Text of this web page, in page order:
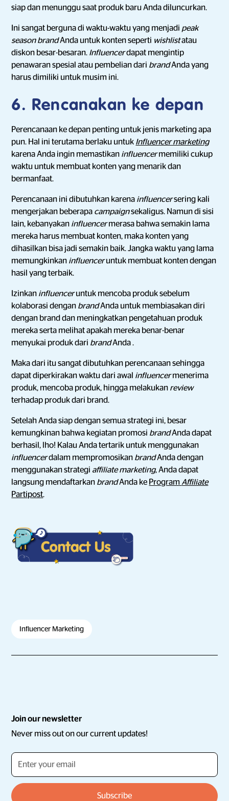
siap dan menunggu saat produk baru Anda diluncurkan.
Ini sangat berguna di waktu-waktu yang menjadi peak
season brandAnda untuk konten seperti wishlistatau
diskon besar-besaran. Influencerdapat mengintip
penawaran spesial atau pembelian dari brandAnda yang
harus dimiliki untuk musim ini.
6. Rencanakan ke depan
Perencanaan ke depan penting untuk jenis marketing apa
pun. Hal ini terutama berlaku untuk Influencer marketing
karena Anda ingin memastikan influencermemiliki cukup
waktu untuk membuat konten yang menarik dan
bermanfaat.
Perencanaan ini dibutuhkan karena influencersering kali
mengerjakan beberapa campaignsekaligus. Namun di sisi
lain, kebanyakan influencermerasa bahwa semakin lama
mereka harus membuat konten, maka konten yang
dihasilkan bisa jadi semakin baik. Jangka waktu yang lama
memungkinkan influenceruntuk membuat konten dengan
hasil yang terbaik.
Izinkan influenceruntuk mencoba produk sebelum
kolaborasi dengan brandAnda untuk membiasakan diri
dengan brand dan meningkatkan pengetahuan produk
mereka serta melihat apakah mereka benar-benar
menyukai produk dari brandAnda .
Maka dari itu sangat dibutuhkan perencanaan sehingga
dapat diperkirakan waktu dari awal influencermenerima
produk, mencoba produk, hingga melakukan review
terhadap produk dari brand.
Setelah Anda siap dengan semua strategi ini, besar
kemungkinan bahwa kegiatan promosi brandAnda dapat
berhasil, lho! Kalau Anda tertarik untuk menggunakan
influencerdalam mempromosikan brandAnda dengan
menggunakan strategi affiliate marketing, Anda dapat
langsung mendaftarkan brandAnda ke Program Affiliate
Partipost.
Influencer Marketing
Join our newsletter
Never miss out on our current updates!